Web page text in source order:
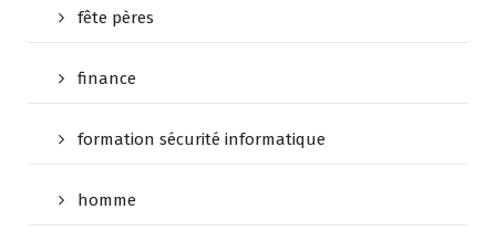
fête pères
finance
formation sécurité informatique
homme